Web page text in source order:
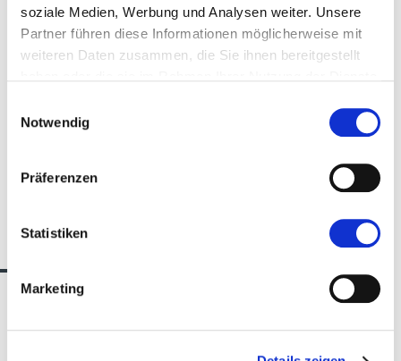
soziale Medien, Werbung und Analysen weiter. Unsere
Partner führen diese Informationen möglicherweise mit
weiteren Daten zusammen, die Sie ihnen bereitgestellt
Notwendig
Präferenzen
Statistiken
Marketing
7. Was passiert auf der
Wir sind für dich da